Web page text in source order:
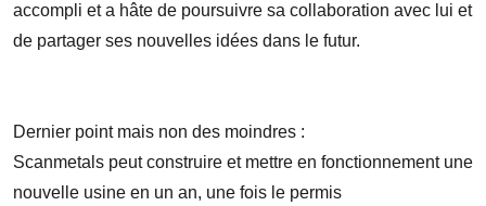
accompli et a hâte de poursuivre sa collaboration avec lui et
de partager ses nouvelles idées dans le futur.
Dernier point mais non des moindres :
Scanmetals peut construire et mettre en fonctionnement une
nouvelle usine en un an, une fois le permis